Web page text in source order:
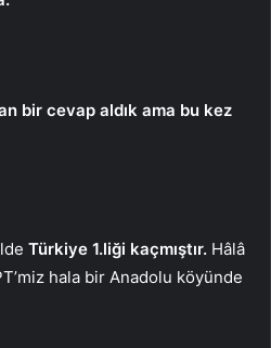
bir cevap aldık ama bu kez
Türkiye 1.liği kaçmıştır. Hâlâ
hala bir Anadolu köyünde